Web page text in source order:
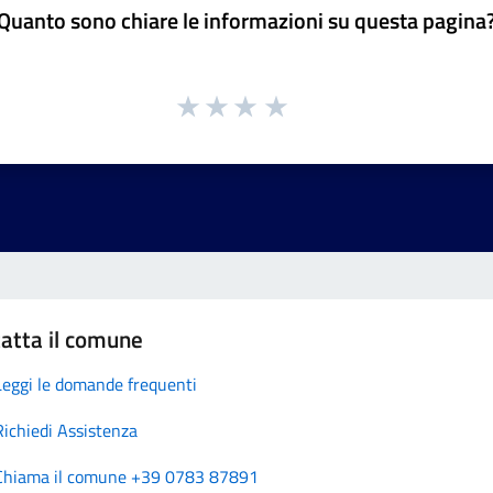
sono chiare le informazioni su questa
il comune
le domande frequenti
Assistenza
il comune +39 0783 87891